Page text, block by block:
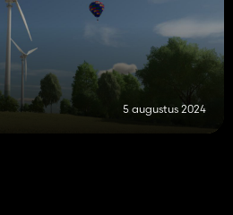
5 augustus 2024